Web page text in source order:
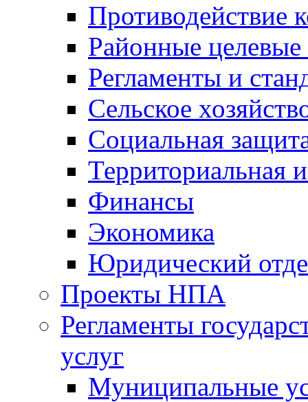
Противодействие
Районные
Регламенты и
Сельское
Социальная
Территориальная
Финансы
Экономика
Юридический
Проекты НПА
Регламенты
услуг
Муниципальные